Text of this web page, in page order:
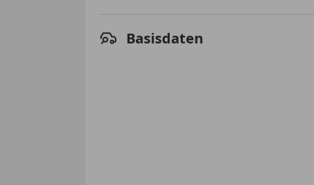
Basisdaten